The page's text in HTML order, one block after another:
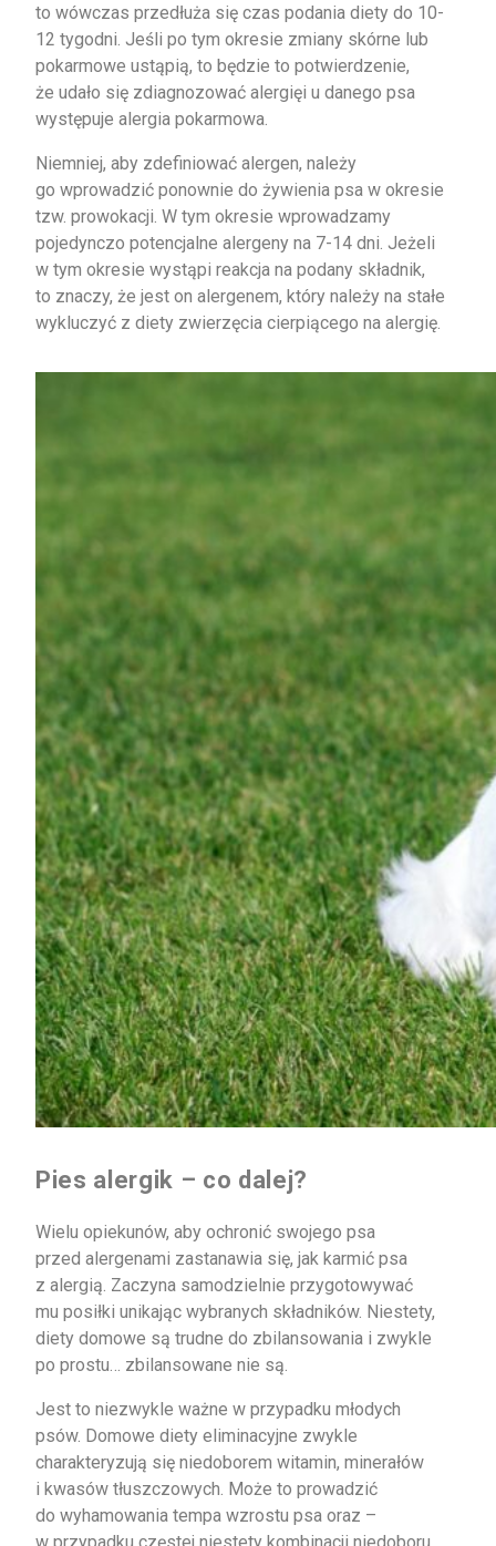
to wówczas przedłuża się czas podania diety do 10-
12 tygodni. Jeśli po tym okresie zmiany skórne lub
pokarmowe ustąpią, to będzie to potwierdzenie,
że udało się zdiagnozować alergięi u danego psa
występuje alergia pokarmowa.
Niemniej, aby zdefiniować alergen, należy
go wprowadzić ponownie do żywienia psa w okresie
tzw. prowokacji. W tym okresie wprowadzamy
pojedynczo potencjalne alergeny na 7-14 dni. Jeżeli
w tym okresie wystąpi reakcja na podany składnik,
to znaczy, że jest on alergenem, który należy na stałe
wykluczyć z diety zwierzęcia cierpiącego na alergię.
Pies alergik – co dalej?
Wielu opiekunów, aby ochronić swojego psa
przed alergenami zastanawia się, jak karmić psa
z alergią. Zaczyna samodzielnie przygotowywać
mu posiłki unikając wybranych składników. Niestety,
diety domowe są trudne do zbilansowania i zwykle
po prostu… zbilansowane nie są.
Jest to niezwykle ważne w przypadku młodych
psów. Domowe diety eliminacyjne zwykle
charakteryzują się niedoborem witamin, minerałów
i kwasów tłuszczowych. Może to prowadzić
do wyhamowania tempa wzrostu psa oraz –